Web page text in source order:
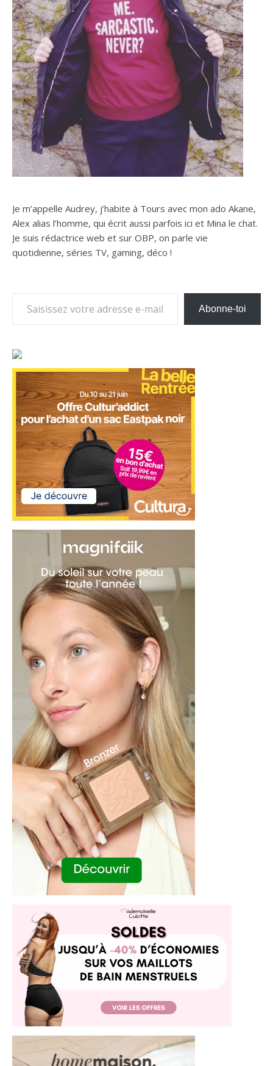
Je m’appelle Audrey, j’habite à Tours avec mon ado Akane,
Alex alias l’homme, qui écrit aussi parfois ici et Mina le chat.
Je suis rédactrice web et sur OBP, on parle vie
quotidienne, séries TV, gaming, déco !
Abonne-toi